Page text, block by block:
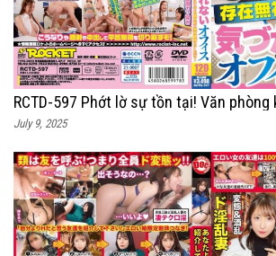
RCTD-597 Phớt lờ sự tồn tại! Văn
July 9, 2025